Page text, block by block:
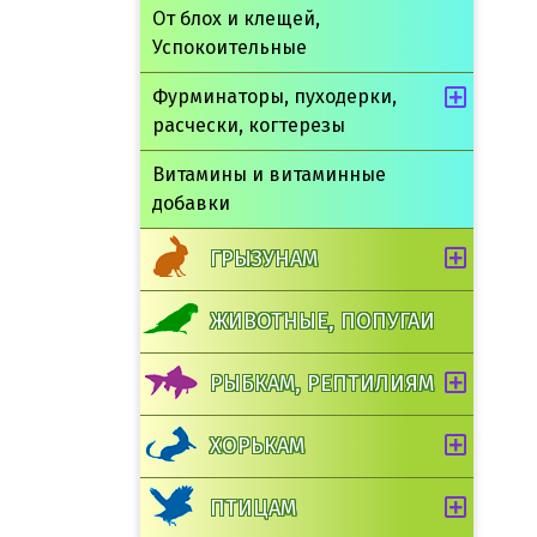
От блох и клещей,
Успокоительные
Фурминаторы, пуходерки,
расчески, когтерезы
Витамины и витаминные
добавки
ГРЫЗУНАМ
ЖИВОТНЫЕ, ПОПУГАИ
РЫБКАМ, РЕПТИЛИЯМ
ХОРЬКАМ
ПТИЦАМ